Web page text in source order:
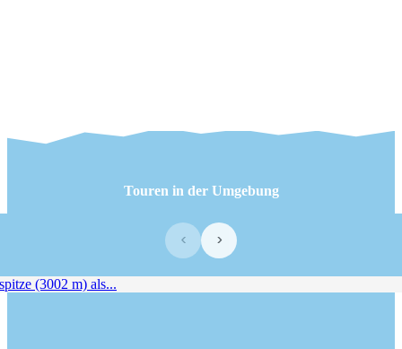
Touren in der Umgebung
‹ ›